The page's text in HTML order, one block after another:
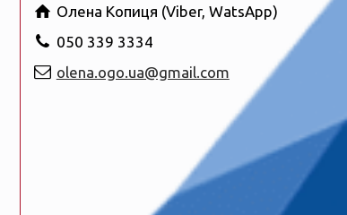
Олена Копиця (Viber, WatsApp)
050 339 3334
olena.ogo.ua@gmail.com